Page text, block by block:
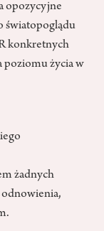
opozycyjne
światopoglądu
konkretnych
poziomu życia w
żadnych
odnowienia,